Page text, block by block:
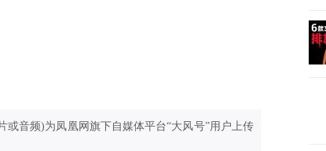
音频)为凤凰网旗下自媒体平台“大风号”用户上传